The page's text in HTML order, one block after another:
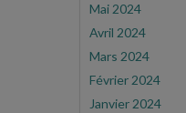
Mai 2024
Avril 2024
Mars 2024
Février 2024
Janvier 2024